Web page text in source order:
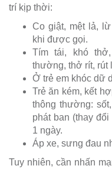
trí kịp thời:
Co giật, mệt lả,
khi được gọi.
Tím tái, khó
thường, thở rít, rút
Ở trẻ em khóc dữ
Trẻ ăn kém, kết
thông thường:
phát ban (thay
1 ngày.
Áp xe, sưng đau
Tuy nhiên, cần nhấn